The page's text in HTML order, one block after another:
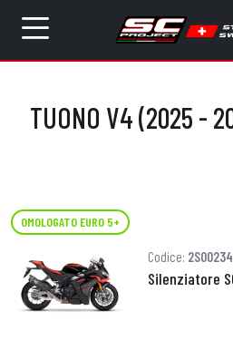
TUONO V4 (2025 -
OMOLOGATO EURO 5+
Codice:
Silenziatore